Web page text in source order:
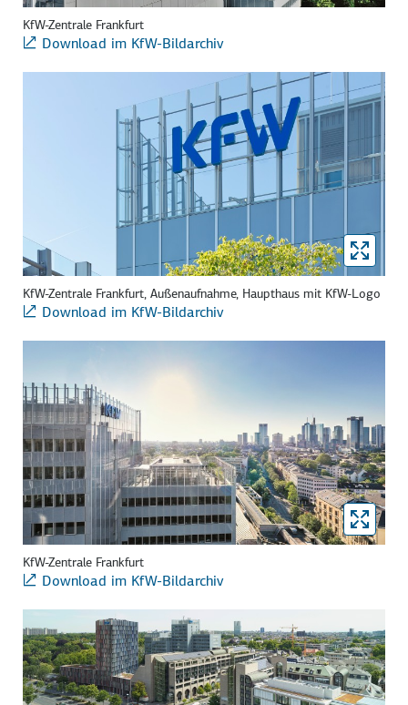
KfW-Zentrale Frankfurt
Download im KfW-Bildarchiv
KfW-Zentrale Frankfurt, Außenaufnahme, Haupthaus mit KfW-Logo
Download im KfW-Bildarchiv
KfW-Zentrale Frankfurt
Download im KfW-Bildarchiv